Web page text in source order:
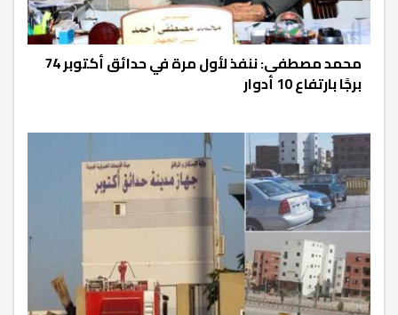
محمد مصطفى: ننفذ لأول مرة في حدائق أكتوبر 74
برجًا بارتفاع 10 أدوار